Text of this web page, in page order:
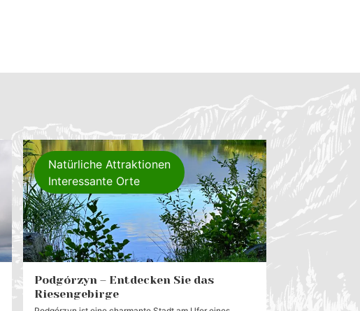
Podgórzyn – Entdecken Sie das
Riesengebirge
Natürliche Attraktionen
Interessante Orte